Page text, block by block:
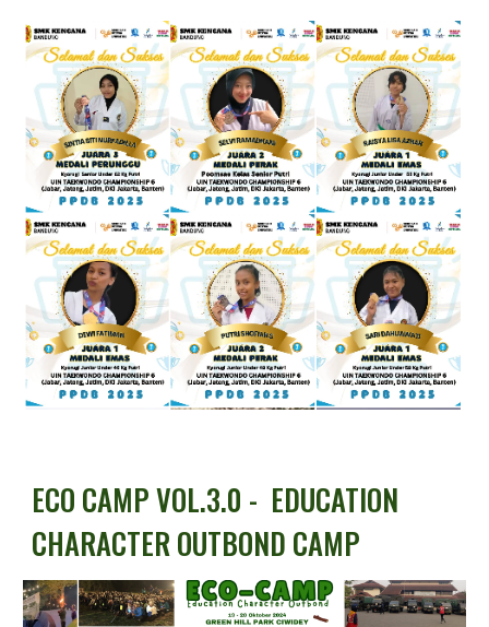
ECO CAMP VOL.3.0 - EDUCATION
CHARACTER OUTBOND CAMP